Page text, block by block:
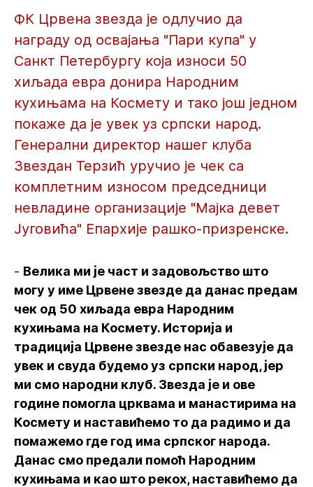
ФК Црвена звезда је одлучио да
награду од освајања "Пари купа" у
Санкт Петербургу која износи 50
хиљада евра донира Народним
кухињама на Космету и тако још једном
покаже да је увек уз српски народ.
Генерални директор нашег клуба
Звездан Терзић уручио је чек са
комплетним износом председници
невладине организације "Мајка девет
Југовића" Епархије рашко-призренске.
- Велика ми је част и задовољство што
могу у име Црвене звезде да данас предам
чек од 50 хиљада евра Народним
кухињама на Космету. Историја и
традиција Црвене звезде нас обавезује да
увек и свуда будемо уз српски народ, јер
ми смо народни клуб. Звезда је и ове
године помогла црквама и манастирима на
Космету и наставићемо то да радимо и да
помажемо где год има српског народа.
Данас смо предали помоћ Народним
кухињама и као што рекох, наставићемо да